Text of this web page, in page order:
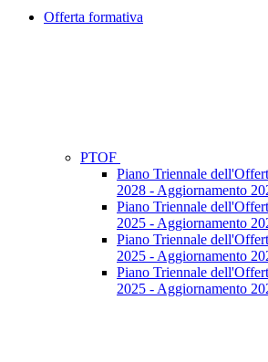
Offerta formativa
PTOF
Piano Triennale
2028 - Aggiornamento
Piano Triennale
2025 - Aggiornamento
Piano Triennale
2025 - Aggiornamento
Piano Triennale
2025 - Aggiornamento